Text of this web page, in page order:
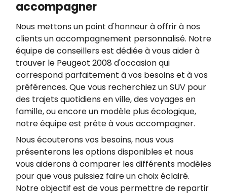
accompagner
Nous mettons un point d'honneur à offrir à nos
clients un accompagnement personnalisé. Notre
équipe de conseillers est dédiée à vous aider à
trouver le Peugeot 2008 d'occasion qui
correspond parfaitement à vos besoins et à vos
préférences. Que vous recherchiez un SUV pour
des trajets quotidiens en ville, des voyages en
famille, ou encore un modèle plus écologique,
notre équipe est prête à vous accompagner.
Nous écouterons vos besoins, nous vous
présenterons les options disponibles et nous
vous aiderons à comparer les différents modèles
pour que vous puissiez faire un choix éclairé.
Notre objectif est de vous permettre de repartir